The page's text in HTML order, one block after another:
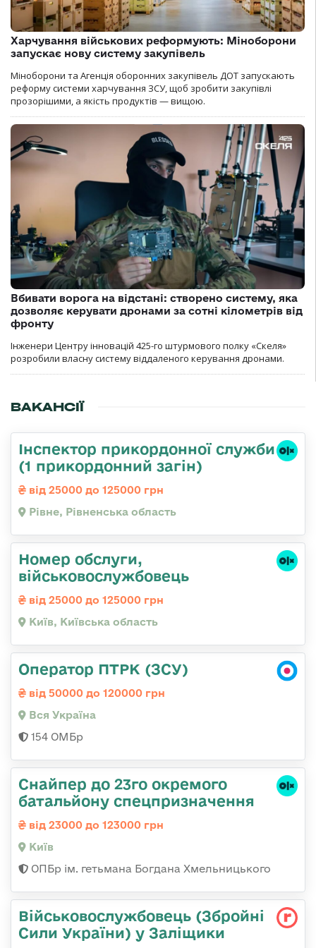
Харчування військових реформують: Міноборони
запускає нову систему закупівель
Міноборони та Агенція оборонних закупівель ДОТ запускають
реформу системи харчування ЗСУ, щоб зробити закупівлі
прозорішими, а якість продуктів — вищою.
Вбивати ворога на відстані: створено систему, яка
дозволяє керувати дронами за сотні кілометрів від
фронту
Інженери Центру інновацій 425-го штурмового полку «Скеля»
розробили власну систему віддаленого керування дронами.
ВАКАНСІЇ
Інспектор прикордонної служби
(1 прикордонний загін)
від 25000 до 125000 грн
Рівне, Рівненська область
Номер обслуги,
військовослужбовець
від 25000 до 125000 грн
Київ, Київська область
Оператор ПТРК (ЗСУ)
від 50000 до 120000 грн
Вся Україна
154 ОМБр
Снайпер до 23го окремого
батальйону спецпризначення
від 23000 до 123000 грн
Київ
ОПБр ім. гетьмана Богдана Хмельницького
Військовослужбовець (Збройні
Сили України) у Заліщики